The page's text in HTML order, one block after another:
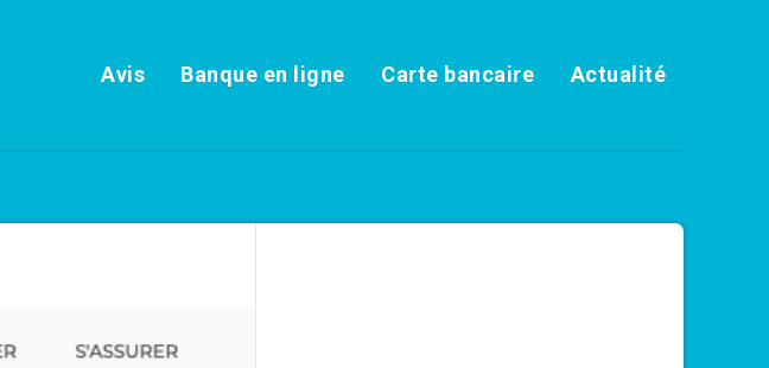
Avis Banque en ligne Carte bancaire Actualité